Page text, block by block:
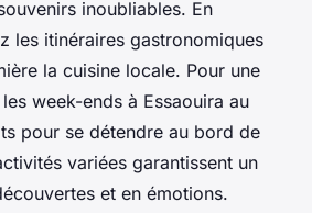
inoubliables. En
les itinéraires gastronomiques
la cuisine locale. Pour une
week-ends à Essaouira au
pour se détendre au bord de
variées garantissent un
et en émotions.